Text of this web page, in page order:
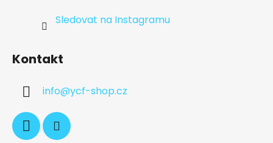
Sledovat na Instagramu
Kontakt
info@ycf-shop.cz